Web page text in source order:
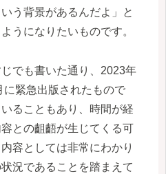
う背景があるんだよ」と
うになりたいものです。
でも書いた通り、2023年
緊急出版されたもので
ることもあり、時間が経
との齟齬が生じてくる可
容としては非常にわかり
況であることを踏まえて